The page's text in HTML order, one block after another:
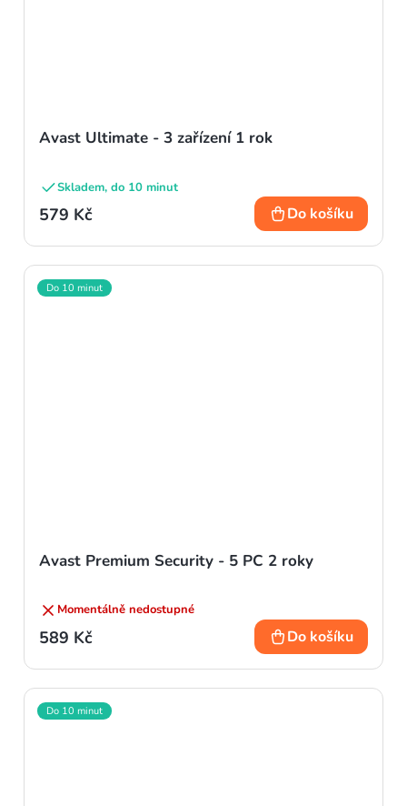
Avast Ultimate - 3 zařízení 1 rok
Skladem, do 10 minut
579 Kč Do košíku
Do 10 minut
Avast Premium Security - 5 PC 2 roky
Momentálně nedostupné
589 Kč Do košíku
Do 10 minut